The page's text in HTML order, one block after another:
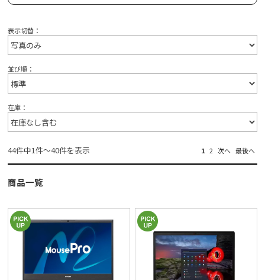
表示切替：
並び順：
在庫：
44件中1件～40件を表示 1 2 次へ 最後へ
商品一覧